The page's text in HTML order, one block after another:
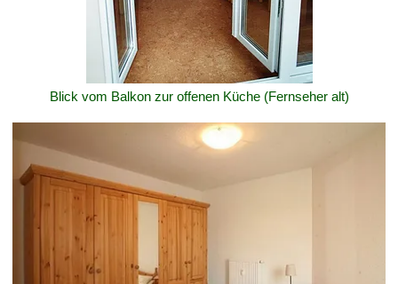
Blick vom Balkon zur offenen Küche (Fernseher alt)